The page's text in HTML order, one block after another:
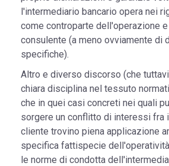
l'intermediario bancario opera nei
come controparte dell'operazione
consulente (a meno ovviamente di
specifiche).
Altro e diverso discorso (che
chiara disciplina nel tessuto
che in quei casi concreti nei quali
sorgere un conflitto di interessi fra
cliente trovino piena applicazione
specifica fattispecie
le norme di condotta